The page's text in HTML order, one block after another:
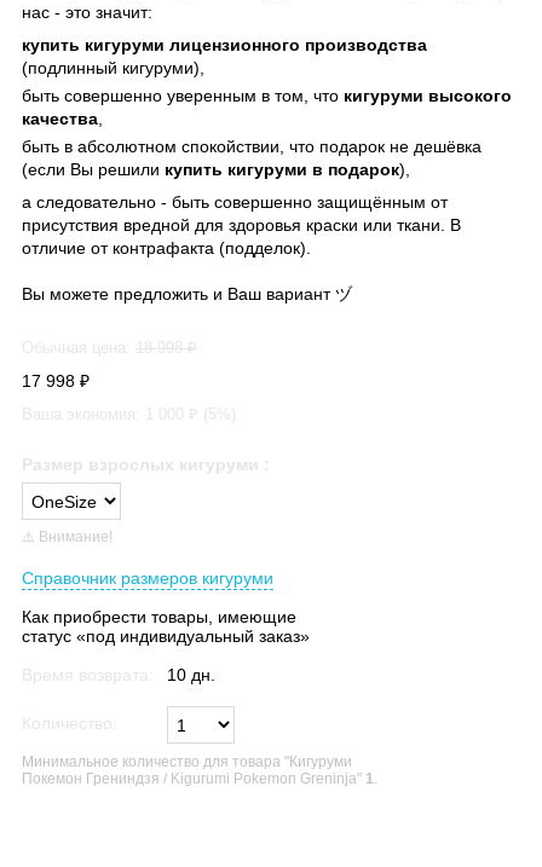
нас - это значит:
купить кигуруми лицензионного производства
(подлинный кигуруми),
быть совершенно уверенным в том, что кигуруми высокого
качества
быть в абсолютном спокойствии, что подарок не дешёвка
(если Вы решили купить кигуруми в подарок),
а следовательно - быть совершенно защищённым от
присутствия вредной для здоровья краски или ткани. В
отличие от контрафакта (подделок).
Вы можете предложить и Ваш вариант ヅ
Обычная цена: 18 998 ₽
17 998 ₽
Ваша экономия: 1 000 ₽ ( 5 %)
Размер взрослых кигуруми :
⚠️ Внимание!
Справочник размеров кигуруми
Как приобрести товары, имеющие
статус «под индивидуальный заказ»
Время возврата:
10 дн.
Количество:
Минимальное количество для товара "Кигуруми
Покемон Грениндзя / Kigurumi Pokemon Greninja" 1.